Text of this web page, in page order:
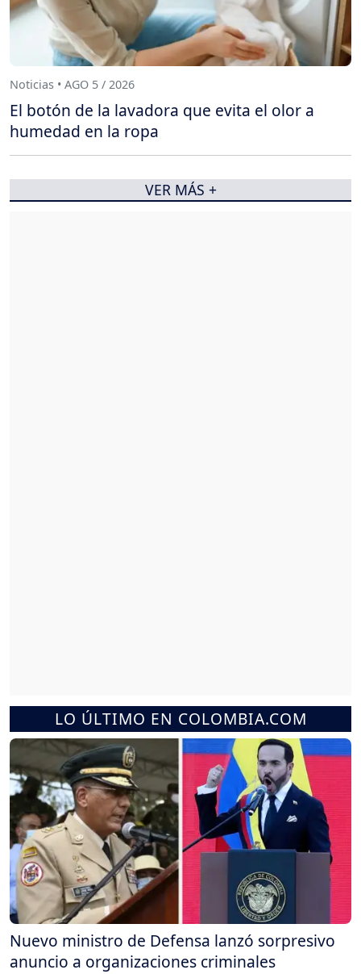
LO ÚLTIMO EN COLOMBIA.COM
Nuevo ministro de Defensa lanzó sorpresivo
anuncio a organizaciones criminales
Noticias • AGO 5 / 2026
El botón de la lavadora que evita el olor a
humedad en la ropa
VER MÁS +